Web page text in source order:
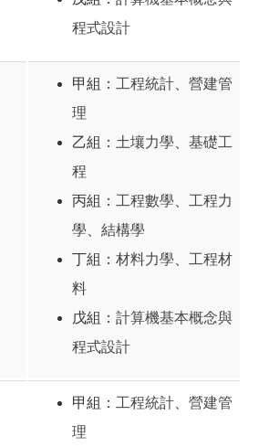
程式設計
甲組： 工程統計
營建管
理
乙組： 土壤力學
基礎工
程
丙組： 工程數學
工程力
學
結構學
丁組： 材料力學
工程材
料
戊組： 計算機基本概念與
程式設計
甲組： 工程統計
營建管
理